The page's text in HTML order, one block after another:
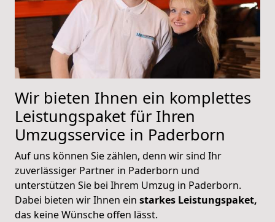
Wir bieten Ihnen ein komplettes
Leistungspaket für Ihren
Umzugsservice in Paderborn
Auf uns können Sie zählen, denn wir sind Ihr
zuverlässiger Partner in Paderborn und
unterstützen Sie bei Ihrem Umzug in Paderborn.
Dabei bieten wir Ihnen ein starkes Leistungspaket,
das keine Wünsche offen lässt.